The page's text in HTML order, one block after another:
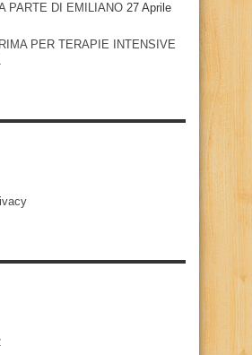
PARTE DI EMILIANO 27 Aprile
PER TERAPIE INTENSIVE